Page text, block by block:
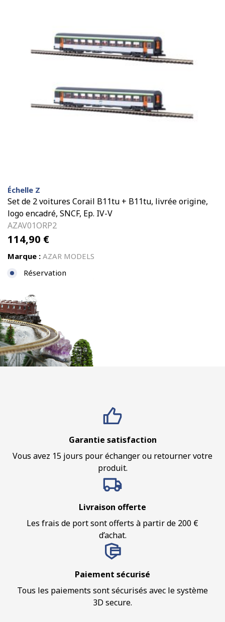
Échelle Z
Set de 2 voitures Corail B11tu + B11tu, livrée origine,
logo encadré, SNCF, Ep. IV-V
AZAV01ORP2
114,90 €
Marque : AZAR MODELS
Réservation
Garantie satisfaction
Vous avez 15 jours pour échanger ou retourner votre
produit.
Livraison offerte
Les frais de port sont offerts à partir de 200 €
d’achat.
Paiement sécurisé
Tous les paiements sont sécurisés avec le système
3D secure.